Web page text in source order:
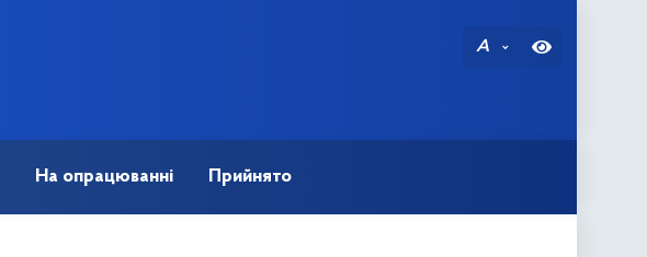
A
На опрацюванні Прийнято